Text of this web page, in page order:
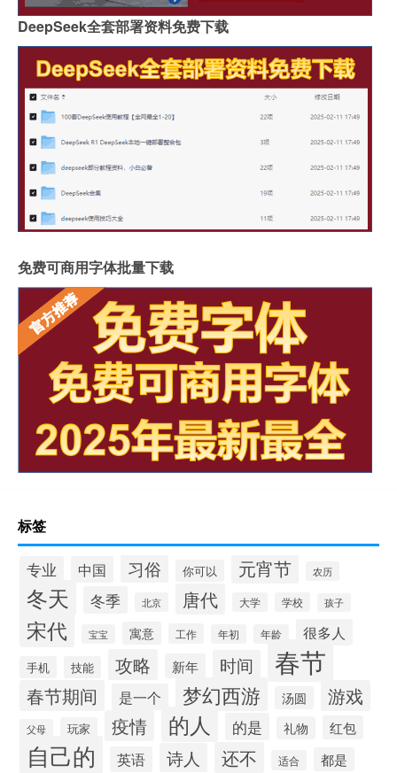
DeepSeek全套部署资料免费下载
免费可商用字体批量下载
标签
专业 中国 习俗 你可以 元宵节 农历
冬天 冬季 北京 唐代 大学 学校 孩子
宋代 宝宝 寓意 工作 年初 年龄 很多人
手机 技能 攻略 新年 时间 春节
春节期间 是一个 梦幻西游 汤圆 游戏
父母 玩家 疫情 的人 的是 礼物 红包
自己的 英语 诗人 还不 适合 都是